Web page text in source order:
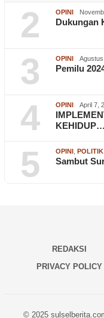
2 OPINI
Dukungan
3 OPINI
Pemilu
4 OPINI April 7,
KEHIDUP…
5 OPINI POLITIK
Sambut
REDAKSI
PRIVACY POLICY
© 2025